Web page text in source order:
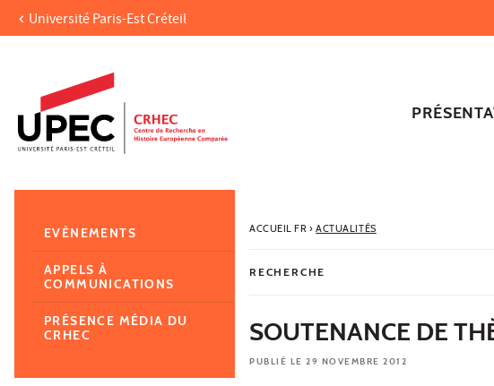
Aller au contenu
Recherche
Navigation secondaire
Université Paris-Est Créteil
ACCUEIL FR› ACTUALITÉS
RECHERCHE
SOUTENANCE DE
PUBLIÉ LE 29 NOVEMBRE 2012
EVÈNEMENTS
APPELS À
COMMUNICATIONS
PRÉSENCE MÉDIA DU
CRHEC